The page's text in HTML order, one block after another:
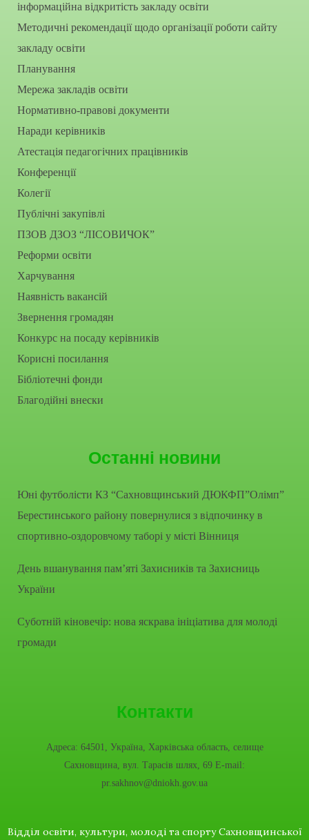
інформаційна відкритість закладу освіти
Методичні рекомендації щодо організації роботи сайту
закладу освіти
Планування
Мережа закладів освіти
Нормативно-правові документи
Наради керівників
Атестація педагогічних працівників
Конференції
Колегії
Публічні закупівлі
ПЗОВ ДЗОЗ “ЛІСОВИЧОК”
Реформи освіти
Харчування
Наявність вакансій
Звернення громадян
Конкурс на посаду керівників
Корисні посилання
Бібліотечні фонди
Благодійні внески
Останні новини
Юні футболісти КЗ “Сахновщинський ДЮКФП”Олімп”
Берестинського району повернулися з відпочинку в
спортивно-оздоровчому таборі у місті Вінниця
День вшанування пам’яті Захисників та Захисниць
України
Суботній кіновечір: нова яскрава ініціатива для молоді
громади
Контакти
Адреса: 64501, Україна, Харківська область, селище
Сахновщина, вул. Тарасів шлях, 69 E-mail:
pr.sakhnov@dniokh.gov.ua
Відділ освіти, культури, молоді та спорту Сахновщинської